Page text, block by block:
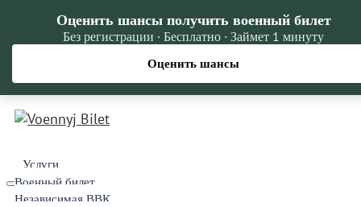
Услуги
Военный билет
Независимая ВВК
Оценить шансы получить военный билет
Без регистрации · Бесплатно · Займет 1 минуту
Оценить шансы